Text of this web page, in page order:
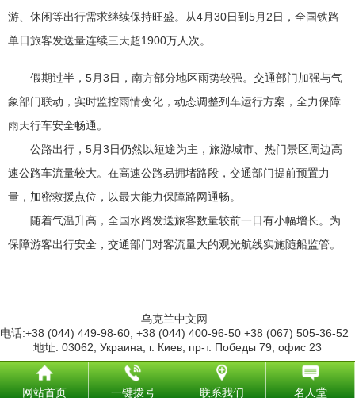
游、休闲等出行需求继续保持旺盛。从4月30日到5月2日，全国铁路
单日旅客发送量连续三天超1900万人次。
假期过半，5月3日，南方部分地区雨势较强。交通部门加强与气
象部门联动，实时监控雨情变化，动态调整列车运行方案，全力保障
雨天行车安全畅通。
公路出行，5月3日仍然以短途为主，旅游城市、热门景区周边高
速公路车流量较大。在高速公路易拥堵路段，交通部门提前预置力
量，加密救援点位，以最大能力保障路网通畅。
随着气温升高，全国水路发送旅客数量较前一日有小幅增长。为
保障游客出行安全，交通部门对客流量大的观光航线实施随船监管。
乌克兰中文网
电话:+38 (044) 449-98-60, +38 (044) 400-96-50 +38 (067) 505-36-52
地址: 03062, Украина, г. Киев, пр-т. Победы 79, офис 23
网站首页 一键拨号 联系我们 名人堂